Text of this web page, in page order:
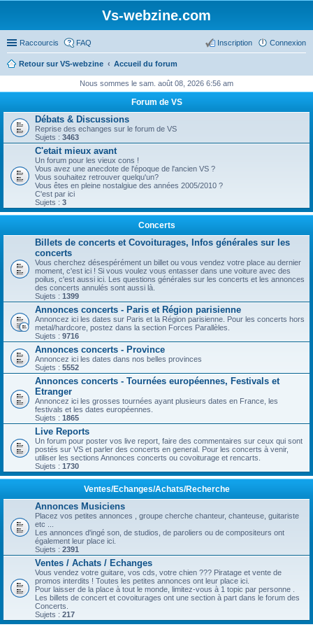
Vs-webzine.com
Raccourcis FAQ Connexion
Inscription
Retour sur VS-webzine Accueil du forum
Nous sommes le sam. août 08, 2026 6:56 am
Forum de VS
Débats & Discussions
Reprise des echanges sur le forum de VS
Sujets : 3463
C'etait mieux avant
Un forum pour les vieux cons !
Vous avez une anecdote de l'époque de l'ancien VS ?
Vous souhaitez retrouver quelqu'un?
Vous êtes en pleine nostalgiue des années 2005/2010 ?
C'est par ici
Sujets : 3
Concerts
Billets de concerts et Covoiturages, Infos générales sur les
concerts
Vous cherchez désespérément un billet ou vous vendez votre place au dernier
moment, c'est ici ! Si vous voulez vous entasser dans une voiture avec des
poilus, c'est aussi ici. Les questions générales sur les concerts et les annonces
des concerts annulés sont aussi là.
Sujets : 1399
Annonces concerts - Paris et Région parisienne
Annoncez ici les dates sur Paris et la Région parisienne. Pour les concerts hors
metal/hardcore, postez dans la section Forces Parallèles.
Sujets : 9716
Annonces concerts - Province
Annoncez ici les dates dans nos belles provinces
Sujets : 5552
Annonces concerts - Tournées européennes, Festivals et
Etranger
Annoncez ici les grosses tournées ayant plusieurs dates en France, les
festivals et les dates européennes.
Sujets : 1865
Live Reports
Un forum pour poster vos live report, faire des commentaires sur ceux qui sont
postés sur VS et parler des concerts en general. Pour les concerts à venir,
utiliser les sections Annonces concerts ou covoiturage et rencarts.
Sujets : 1730
Ventes/Echanges/Achats/Recherche
Annonces Musiciens
Placez vos petites annonces , groupe cherche chanteur, chanteuse, guitariste
etc ...
Les annonces d'ingé son, de studios, de paroliers ou de compositeurs ont
également leur place ici.
Sujets : 2391
Ventes / Achats / Echanges
Vous vendez votre guitare, vos cds, votre chien ??? Piratage et vente de
promos interdits ! Toutes les petites annonces ont leur place ici.
Pour laisser de la place à tout le monde, limitez-vous à 1 topic par personne .
Les billets de concert et covoiturages ont une section à part dans le forum des
Concerts.
Sujets : 217